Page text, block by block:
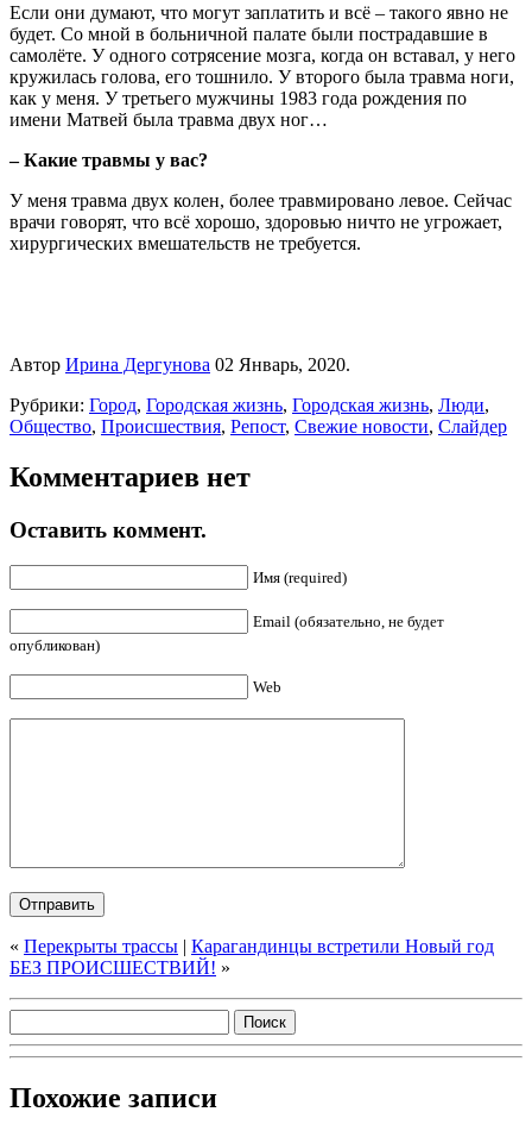
Если они думают, что могут заплатить и всё – такого явно не
будет. Со мной в больничной палате были пострадавшие в
самолёте. У одного сотрясение мозга, когда он вставал, у него
кружилась голова, его тошнило. У второго была травма ноги,
как у меня. У третьего мужчины 1983 года рождения по
имени Матвей была травма двух ног…
– Какие травмы у вас?
У меня травма двух колен, более травмировано левое. Сейчас
врачи говорят, что всё хорошо, здоровью ничто не угрожает,
хирургических вмешательств не требуется.
Автор Ирина Дергунова 02 Январь, 2020.
Рубрики: Город, Городская жизнь, Городская жизнь, Люди,
Общество, Происшествия, Репост, Свежие новости, Слайдер
Комментариев нет
Оставить коммент.
Имя (required)
Email (обязательно, не будет
опубликован)
Web
« Перекрыты трассы | Карагандинцы встретили Новый год
БЕЗ ПРОИСШЕСТВИЙ! »
Похожие записи